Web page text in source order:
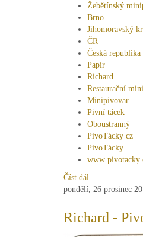
Žebětínský
Brno
Jihomoravský
ČR
Česká republika
Papír
Richard
Restaurační
Minipivovar
Pivní tácek
Oboustranný
PivoTácky cz
PivoTácky
www pivotacky
Číst dál...
pondělí, 26 prosinec
Richard -